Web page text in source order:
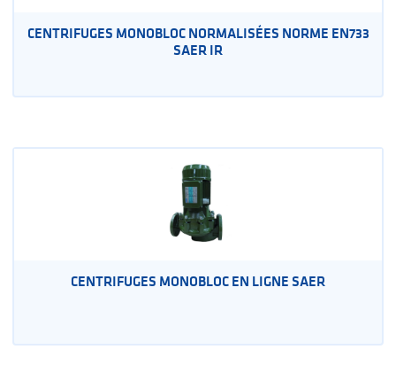
CENTRIFUGES MONOBLOC NORMALISÉES NORME EN733
SAER IR
CENTRIFUGES MONOBLOC EN LIGNE SAER